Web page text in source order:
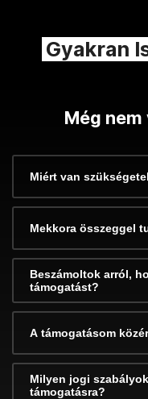
Gyakran
Még
Miért van
Mekkora összeggel
Beszámoltok arról,
támogatást?
A támogatásom
Milyen jogi
támogatásra?